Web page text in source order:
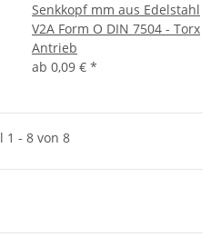
Senkkopf mm aus Edelstahl
V2A Form O DIN 7504 - Torx
Antrieb
ab 0,09 € *
1 - 8 von 8